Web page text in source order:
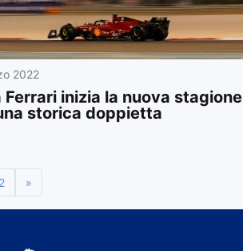
2022
Ferrari inizia la nuova stagione
storica doppietta
2 »